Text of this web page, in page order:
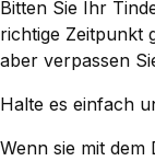
Bitten Sie Ihr
richtige Zeitpunkt
aber verpassen
Halte es einfach
Wenn sie mit dem